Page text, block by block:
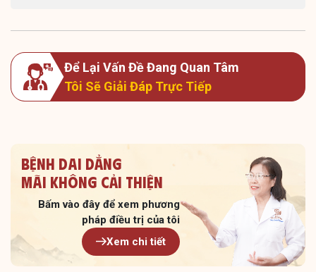
Để Lại Vấn Đề Đang Quan Tâm
Tôi Sẽ Giải Đáp Trực Tiếp
Bệnh dai dẳng
Mãi không cải thiện
Bấm vào đây để xem phương
pháp điều trị của tôi
Xem chi tiết